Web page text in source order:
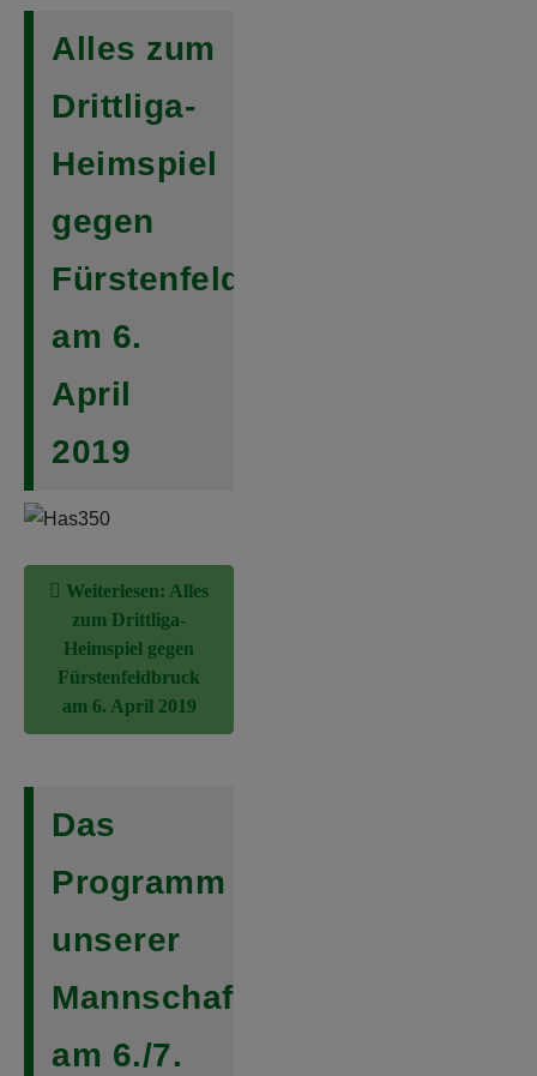
Alles zum
Drittliga-
Heimspiel
gegen
Fürstenfeldbruck
am 6.
April
2019
Weiterlesen: Alles
zum Drittliga-
Heimspiel gegen
Fürstenfeldbruck
am 6. April 2019
Das
Programm
unserer
Mannschaften
am 6./7.